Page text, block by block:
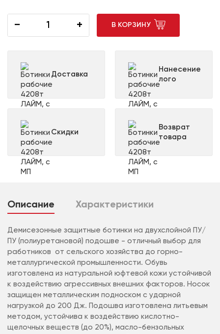
− + В КОРЗИНУ
Доставка
Нанесение
лого
Скидки
Возврат
товара
Описание Характеристики
Демисезонные защитные ботинки на двухслойной ПУ/
ПУ (полиуретановой) подошве - отличный выбор для
работников от сельского хозяйства до горно-
металлургической промышленности. Обувь
изготовлена из натуральной юфтевой кожи устойчивой
к воздействию агрессивных внешних факторов. Носок
защищен металлическим подноском с ударной
нагрузкой до 200 Дж. Подошва изготовлена литьевым
методом, устойчива к воздействию кислотно-
щелочных веществ (до 20%), масло-бензольных